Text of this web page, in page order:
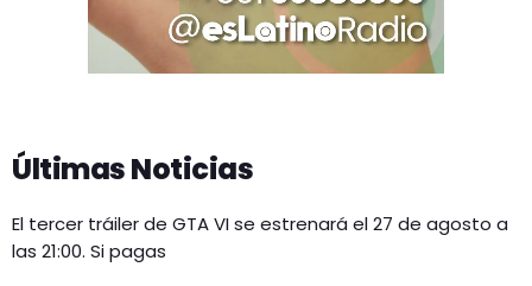
Últimas Noticias
El tercer tráiler de GTA VI se estrenará el 27 de agosto a
las 21:00. Si pagas